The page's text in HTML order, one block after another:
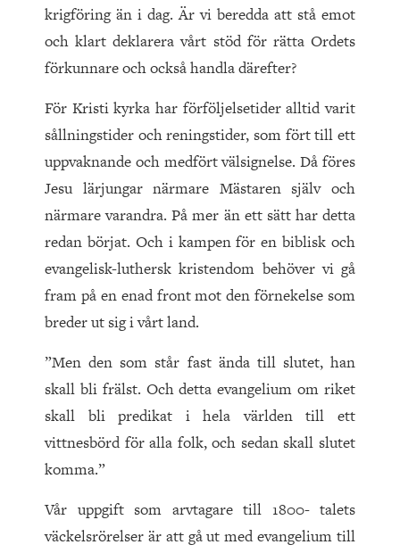
krigföring än i dag. Är vi beredda att stå emot
och klart deklarera vårt stöd för rätta Ordets
förkunnare och också handla därefter?
För Kristi kyrka har förföljelsetider alltid varit
sållningstider och reningstider, som fört till ett
uppvaknande och medfört välsignelse. Då föres
Jesu lärjungar närmare Mästaren själv och
närmare varandra. På mer än ett sätt har detta
redan börjat. Och i kampen för en biblisk och
evangelisk-luthersk kristendom behöver vi gå
fram på en enad front mot den förnekelse som
breder ut sig i vårt land.
”Men den som står fast ända till slutet, han
skall bli frälst. Och detta evangelium om riket
skall bli predikat i hela världen till ett
vittnesbörd för alla folk, och sedan skall slutet
komma.”
Vår uppgift som arvtagare till 1800- talets
väckelsrörelser är att gå ut med evangelium till